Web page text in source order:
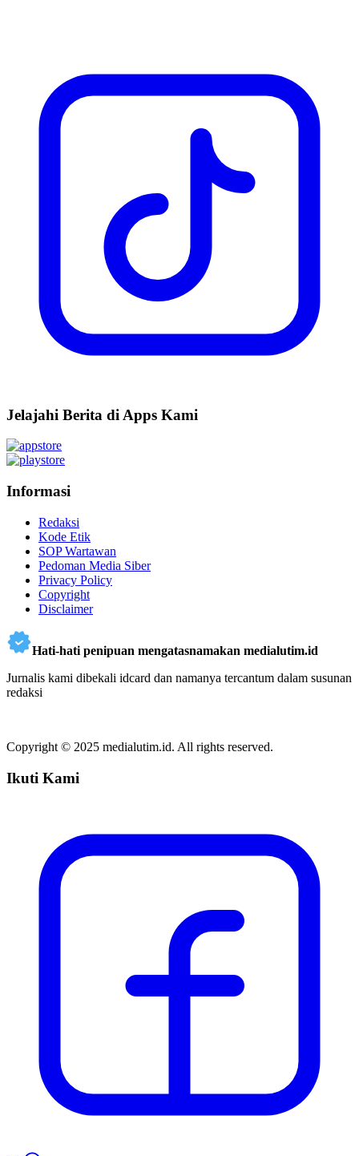
Jelajahi Berita di Apps Kami
Informasi
Redaksi
Kode Etik
SOP Wartawan
Pedoman Media Siber
Privacy Policy
Copyright
Disclaimer
Hati-hati penipuan mengatasnamakan medialutim.id
Jurnalis kami dibekali idcard dan namanya tercantum dalam susunan
redaksi
Copyright © 2025 medialutim.id. All rights reserved.
Ikuti Kami